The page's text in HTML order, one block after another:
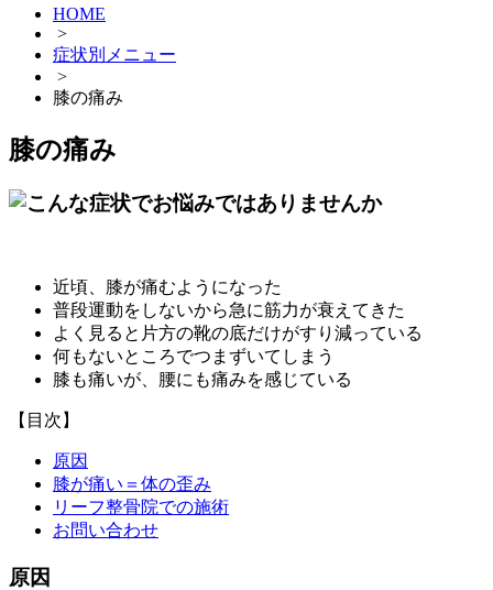
HOME
>
症状別メニュー
>
膝の痛み
膝の痛み
近頃、膝が痛むようになった
普段運動をしないから急に筋力が衰えてきた
よく見ると片方の靴の底だけがすり減っている
何もないところでつまずいてしまう
膝も痛いが、腰にも痛みを感じている
【目次】
原因
膝が痛い＝体の歪み
リーフ整骨院での施術
お問い合わせ
原因